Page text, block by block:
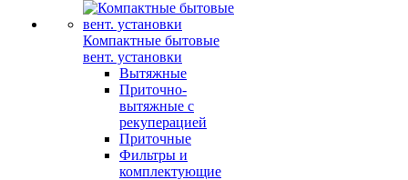
Компактные бытовые
вент. установки
Вытяжные
Приточно-
вытяжные с
рекуперацией
Приточные
Фильтры и
комплектующие